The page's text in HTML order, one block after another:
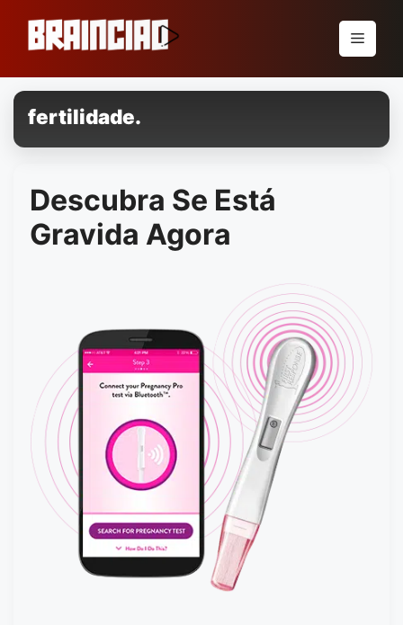
conteúdo
Menu
fertilidade.
Descubra Se Está
Gravida Agora